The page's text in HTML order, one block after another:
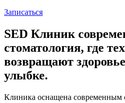
Записаться
SED Клиник
стоматология, где
возвращают
улыбке.
Клиника оснащена современным